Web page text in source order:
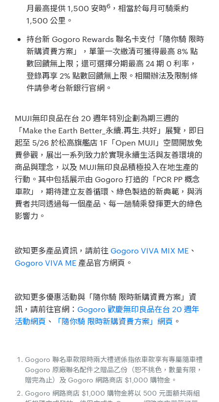
月最高提供 1,500 安時6 ，相當於每月可騎乘約
1,500 公里。
持台新 Gogoro Rewards 聯名卡支付「隨你騎 限時
新購資費方案」，單筆一次繳清可獲得最高 8% 點
數回饋無上限；還可選擇分期最高 24 期 0 利率，
登錄再享 2% 點數回饋無上限。相關辦法及限制條
件請參考台新銀行官網。
MUJI無印良品在台 20 週年特別企劃為期三週的
「Make the Earth Better_永續.再生.共好」展覽，即日
起至 5/26 於松高旗艦店 1F「Open MUJI」空間開放免
費參觀，展出一系列致力於實現永續生活與友善環境的
商品與理念，以及 MUJI無印良品積極投入在地生產的
行動。其中包括展示由 Gogoro 打造的「PCR PP 概念
車款」，期待建立友善循環、綠色製造的新典範，與消
費者共同透過每一個產品、每一趟騎乘發揮更大的綠色
影響力。
欲知更多產品資訊，請前往 Gogoro VIVA MIX ME 、
Gogoro VIVA ME 產品官方網頁。
欲知更多優惠活動與「隨你騎 限時新購資費方案」資
訊，請前往官網： Gogoro 歡慶無印良品在台 20 週年
活動網頁 、 「隨你騎 限時新購資費方案」網頁 。
Gogoro 聯名車款限時兩大禮遇係指依車款享有專屬隨車禮
Gogoro 原廠聯名配件之贈品乙份（恕不挑色，數量有限，
贈完為止）及 Gogoro 網路商店 $1,000 購物金。
Gogoro 網路商店 $1,000 購物金將以 500 元面額共兩組